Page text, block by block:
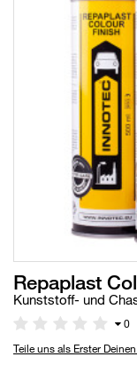
Repaplast
Kunststoff- und
0
Teile uns als Erster